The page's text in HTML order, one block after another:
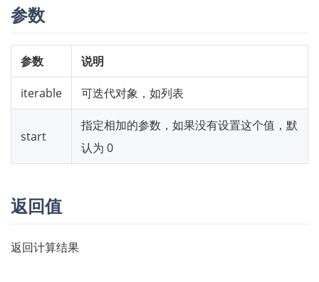
参数
参数 说明
iterable 可迭代对象，如列表
start
指定相加的参数，如果没有设置这个值，默
认为 0
返回值
返回计算结果